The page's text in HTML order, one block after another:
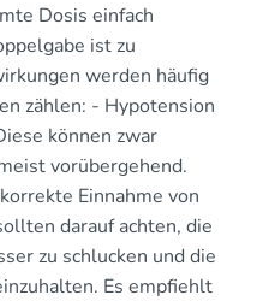
Dosis einfach
ist zu
werden häufig
zählen: - Hypotension
können zwar
vorübergehend.
Einnahme von
darauf achten, die
zu schlucken und die
Es empfiehlt